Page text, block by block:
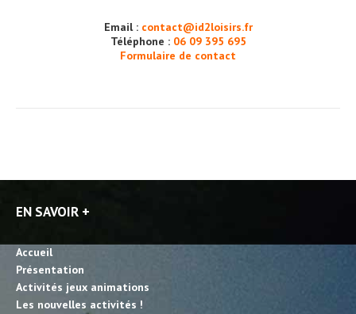
Email : contact@id2loisirs.fr
Téléphone : 06 09 395 695
Formulaire de contact
EN SAVOIR +
Accueil
Présentation
Activités jeux animations
Les nouvelles activités !